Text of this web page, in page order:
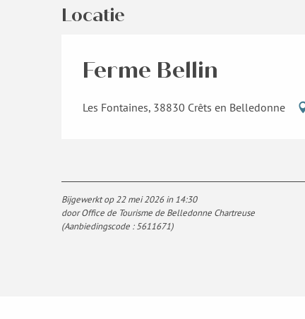
Locatie
Ferme Bellin
Les Fontaines, 38830 Crêts en Belledonne
Bijgewerkt op 22 mei 2026 in 14:30
door Office de Tourisme de Belledonne Chartreuse
(Aanbiedingscode :5611671)